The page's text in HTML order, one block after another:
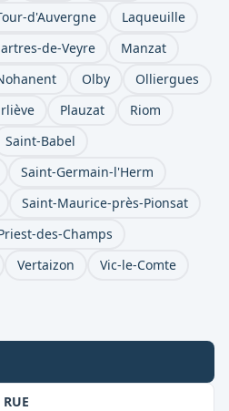
d'Auvergne
Laqueuille
de-Veyre
Manzat
Olby
Olliergues
Plauzat
Riom
Saint-Babel
Saint-Germain-l'Herm
Saint-Maurice-près-Pionsat
des-Champs
Vertaizon
Vic-le-Comte